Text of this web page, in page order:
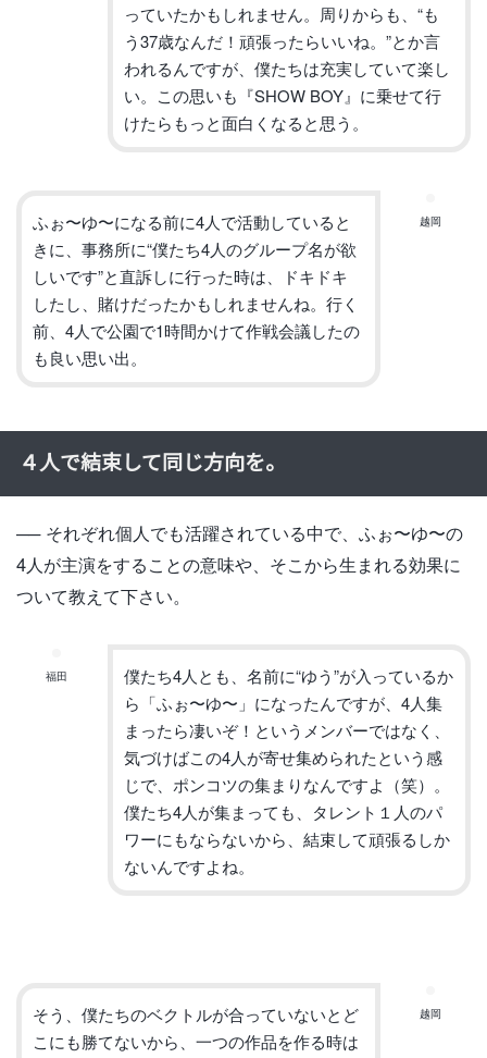
っていたかもしれません。周りからも、 “も
う37歳なんだ！ 頑張ったらいいね。 ”とか言
われるんですが、 僕たちは充実していて楽し
い。この思いも『SHOW BOY』に乗せて行
けたらもっと面白くなると思う。
越岡
ふぉ〜ゆ〜になる前に4人で活動していると
きに、事務所に“僕たち4人のグループ名が欲
しいです”と直訴しに行った時は、
ドキドキ
したし、賭けだったかもしれませんね。行く
前、4人で公園で1時間かけて作戦会議したの
も良い思い出。
４人で結束して同じ方向を。
── それぞれ個人でも活躍されている中で、ふぉ〜ゆ〜の
4人が主演をすることの意味や、そこから生まれる効果に
ついて教えて下さい。
福田 僕たち4人とも、名前に“ゆう”が入っているか
ら「ふぉ〜ゆ〜」 になったんですが、 4人集
まったら凄いぞ！ というメンバーではなく、
気づけばこの4人が寄せ集められたという感
じで、ポンコツの集まりなんですよ（笑）。
僕たち4人が集ま っても、タレント１人のパ
ワーにもならないから、 結束して頑張るしか
ないんですよね。
越岡
そう、僕たちのベクトルが合っていないとど
こにも勝てないから、一つの作品を作る時は